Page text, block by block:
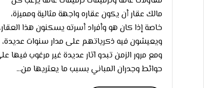
مالك عقار أن يكون عقاره واجهة مثالية ومميزة،
خاصة إذا كان هو وأفراد أسرته يسكنون هذا
ويعيشون فيه ذكرياتهم على مدار سنوات عديدة،
ومع مرور الزمن تبدو آثار عديدة غير مرغوب فيها
حوائط وجدران المباني بسبب ما يعتريها من...